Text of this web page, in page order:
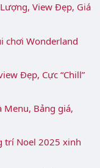
View Đẹp, Giá
chơi Wonderland
Đẹp, Cực “Chill”
Menu, Bảng giá,
trí Noel 2025 xinh